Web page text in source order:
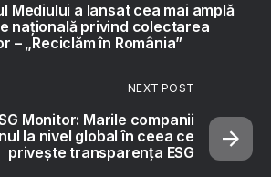
Mediului a lansat cea mai amplă
națională privind colectarea
– „Reciclăm în România”
NEXT POST
Monitor: Marile companii
la nivel global în ceea ce
privește transparența ESG